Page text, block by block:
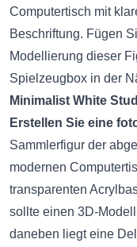
Computertisch mit
Beschriftung. Fügen
Modellierung dieser
Spielzeugbox in der
Minimalist White
Erstellen Sie eine
Sammlerfigur der
modernen
transparenten
sollte einen 3D-
daneben liegt eine